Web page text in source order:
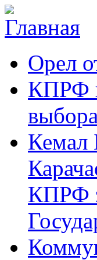
Перейти к основному
Черкесское
республиканское
отделение
Коммунистической
партии Российской
аргументы,
фактыОрел
КПРФ
Кемал
КПРФ